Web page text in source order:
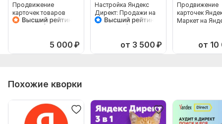
Продвижение
карточек товаров
Яндекс Маркет в
5 000 ₽
Настройка Яндекс
Директ: Продажи на
Яндекс Маркет
от 3 500 ₽
Продвижение
карточек
Маркет на
от
Похожие кворки